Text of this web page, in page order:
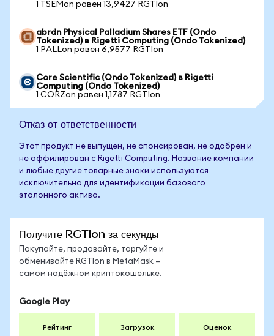
1 TSEMon равен 13,9427 RGTIon
abrdn Physical Palladium Shares ETF (Ondo
Tokenized) в Rigetti Computing (Ondo Tokenized)
1 PALLon равен 6,9577 RGTIon
Core Scientific (Ondo Tokenized) в Rigetti
Computing (Ondo Tokenized)
1 CORZon равен 1,1787 RGTIon
Отказ от ответственности
Этот продукт не выпущен, не спонсирован, не одобрен и
не аффилирован с Rigetti Computing. Название компании
и любые другие товарные знаки используются
исключительно для идентификации базового
эталонного актива.
Получите RGTIon за секунды
Покупайте, продавайте, торгуйте и
обменивайте RGTIon в MetaMask —
самом надёжном криптокошельке.
Google Play
Рейтинг Загрузок Оценок